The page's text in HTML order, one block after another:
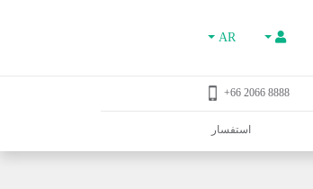
AR
8888 2066 66+
استفسار